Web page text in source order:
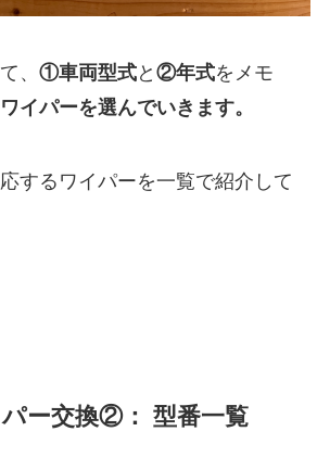
、 ①車両型式と ②年式をメモ
イパーを選んでいきます。
するワイパーを一覧で紹介して
ー交換②： 型番一覧